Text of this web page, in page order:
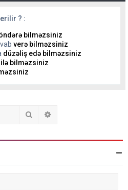
? :
bilməzsiniz
verə bilməzsiniz
düzəliş edə bilməzsiniz
bilməzsiniz
Axtar